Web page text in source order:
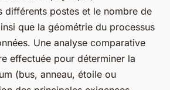
différents postes et le nombre de
que la géométrie du processus
Une analyse comparative
effectuée pour déterminer la
(bus, anneau, étoile ou